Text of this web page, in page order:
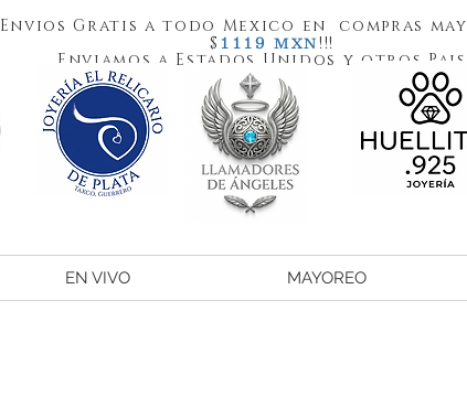
Envios Gratis a todo Mexico en compras
$ 1119 MXN!!!
Enviamos a Estados Unidos y otros
EN VIVO MAYOREO